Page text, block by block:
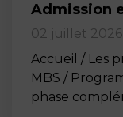
Admission
02 juillet 2026
Accueil / Les
MBS /
phase